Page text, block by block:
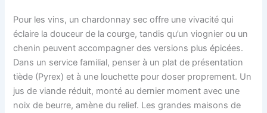
Pour les vins, un chardonnay sec offre une vivacité qui
éclaire la douceur de la courge, tandis qu’un viognier ou un
chenin peuvent accompagner des versions plus épicées.
Dans un service familial, penser à un plat de présentation
tiède (Pyrex) et à une louchette pour doser proprement. Un
jus de viande réduit, monté au dernier moment avec une
noix de beurre, amène du relief. Les grandes maisons de